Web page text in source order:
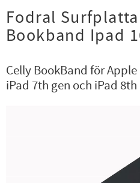
Fodral
Bookband Ipad
Celly BookBand för
iPad 7th gen och iPad 8th